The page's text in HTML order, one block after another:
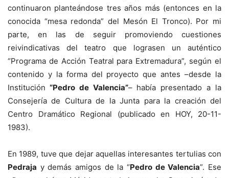
continuaron planteándose tres años más (entonces en la
conocida “mesa redonda” del Mesón El Tronco). Por mi
parte, en las de seguir promoviendo cuestiones
reivindicativas del teatro que lograsen un auténtico
“Programa de Acción Teatral para Extremadura”, según el
contenido y la forma del proyecto que antes –desde la
Institución “Pedro de Valencia”– había presentado a la
Consejería de Cultura de la Junta para la creación del
Centro Dramático Regional (publicado en HOY, 20-11-
1983).
En 1989, tuve que dejar aquellas interesantes tertulias con
Pedraja y demás amigos de la “Pedro de Valencia”. Ese